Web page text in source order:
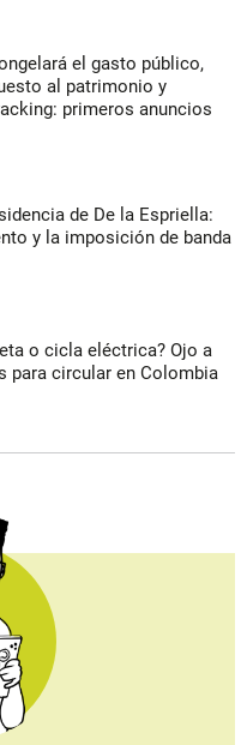
el gasto público,
al patrimonio y
primeros anuncios
de De la Espriella:
y la imposición de banda
o cicla eléctrica? Ojo a
para circular en Colombia